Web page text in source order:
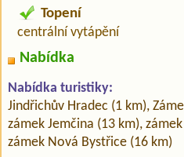
Topení
centrální vytápění
Nabídka
Nabídka turistiky:
Jindřichův Hradec (1 km),
zámek Jemčina (13 km),
zámek Nová Bystřice (16 km)